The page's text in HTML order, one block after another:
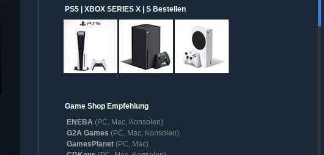
PS5 | XBOX SERIES X | S Bestellen
Game Shop Empfehlung
ENEBA (PC, Mac, Konsolen)
G2A Games (PC, Mac, Konsolen)
GamesPlanet(PC, Mac)